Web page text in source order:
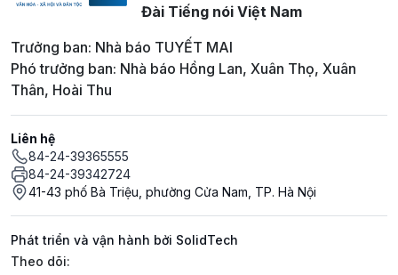
Đài Tiếng nói Việt Nam
Trưởng ban: Nhà báo TUYẾT MAI
Phó trưởng ban: Nhà báo Hồng Lan, Xuân Thọ, Xuân
Thân, Hoài Thu
Liên hệ
84-24-39365555
84-24-39342724
41-43 phố Bà Triệu, phường Cửa Nam, TP. Hà Nội
Phát triển và vận hành bởi SolidTech
Mạng xã hội
Theo dõi: